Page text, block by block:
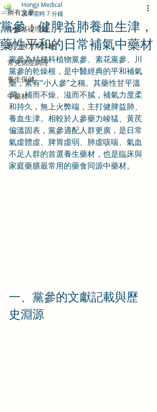
所有文章
中醫基礎理論
經方與方劑詳解
常見病症調理
養生保健
中藥材
黨參：健脾益肺養血生津，
藥性平和的日常補氣中藥材
Hongji Medical
讀畢需時 7 分鐘
黨參為桔梗科植物黨參、素花黨參、川
黨參的乾燥根，是中醫經典的平和補氣
藥，素有“小人參”之稱。其藥性甘平溫
潤、補而不燥、滋而不膩，補氣力度柔
和持久，無上火弊端，主打健脾益肺、
養血生津。相較於人參藥力峻猛、黃芪
偏溫固表，黨參適配人群更廣，是日常
氣虛體虛、脾胃虛弱、肺虛咳喘、氣血
不足人群的首選養生藥材，也是臨床與
家庭藥膳最常用的藥食同源中藥材。
一、黨參的文獻記載與歷
史淵源